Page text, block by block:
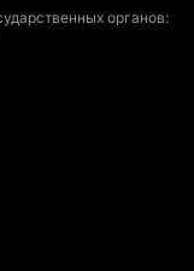
органов: